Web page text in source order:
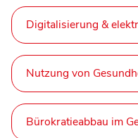
Digitalisierung &
Nutzung von
Bürokratieabbau im